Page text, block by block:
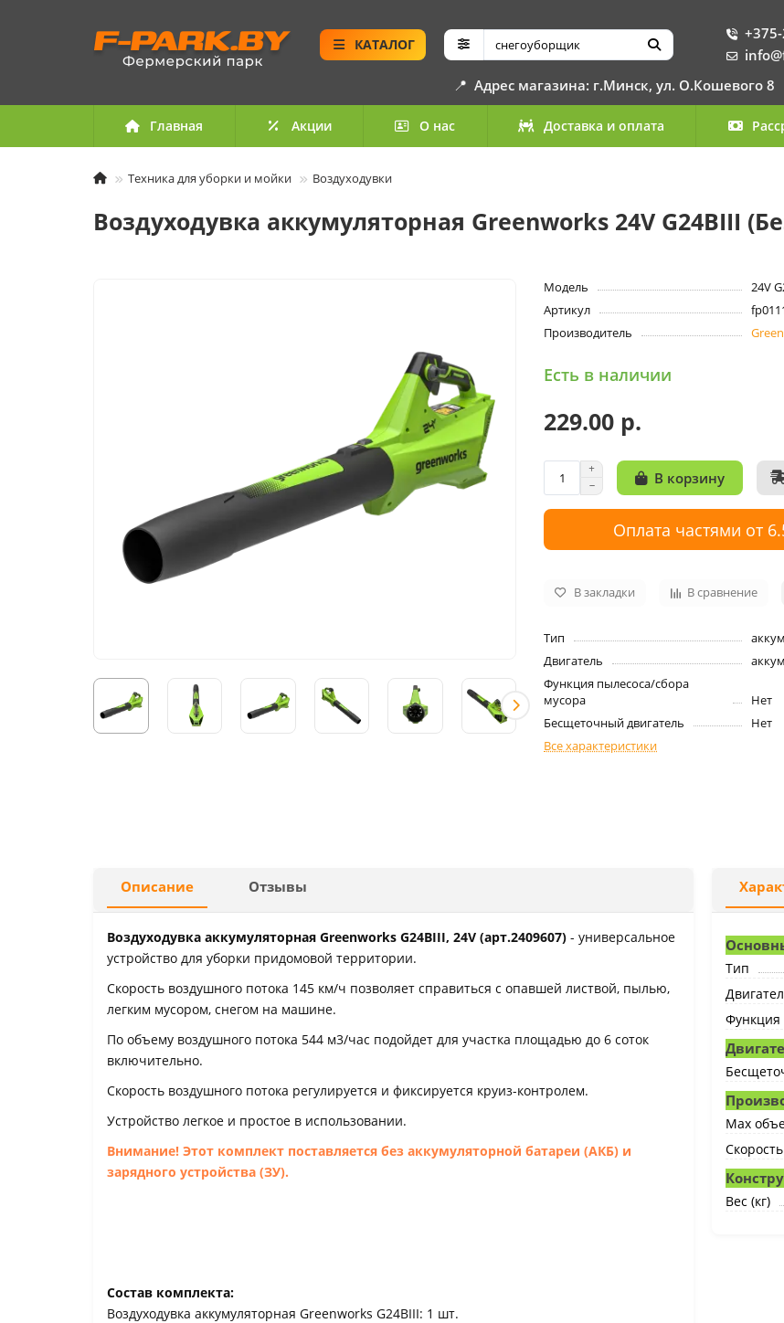
КАТАЛОГ
📍 Адрес магазина: г.Минск, ул. О.Кошевого 8
Главная Акции О нас Доставка и оплата
Техника для уборки и мойки Воздуходувки
Воздуходувка аккумуляторная Greenworks 24V G24BIII
Модель
24V
Артикул
Производитель
Есть в наличии
229.00 р.
В корзину
Оплата частями от
В закладки В сравнение
Тип
Двигатель
Функция пылесоса/сбора
мусора
Нет
Бесщеточный двигатель
Нет
Все характеристики
Описание Отзывы
Воздуходувка аккумуляторная Greenworks G24BIII, 24V (арт.2409607) - универсальное
устройство для уборки придомовой территории.
Скорость воздушного потока 145 км/ч позволяет справиться с опавшей листвой, пылью,
легким мусором, снегом на машине.
По объему воздушного потока 544 м3/час подойдет для участка площадью до 6 соток
включительно.
Скорость воздушного потока регулируется и фиксируется круиз-контролем.
Устройство легкое и простое в использовании.
Внимание! Этот комплект поставляется без аккумуляторной батареи (АКБ) и
зарядного устройства (ЗУ).
Состав комплекта:
Воздуходувка аккумуляторная Greenworks G24BIII: 1 шт.
Тип
Функция
Max
Вес (кг)